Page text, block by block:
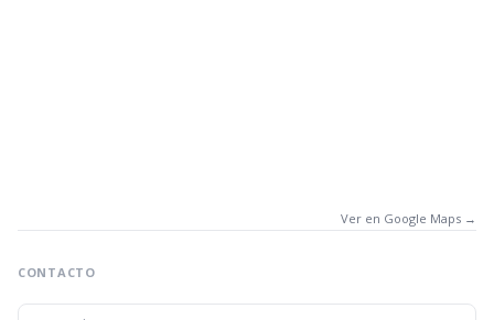
Ver en Google Maps →
CONTACTO